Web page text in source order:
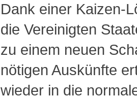
Dank einer Kaizen-
die Vereinigten
zu einem neuen
nötigen Auskünfte
wieder in die